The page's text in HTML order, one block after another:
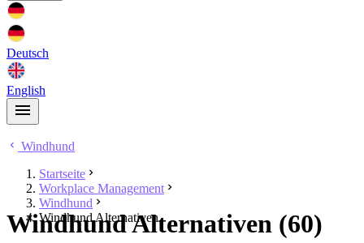
Deutsch
English
Windhund
Startseite
Workplace Management
Windhund
Windhund Alternativen
Windhund Alternativen (60)